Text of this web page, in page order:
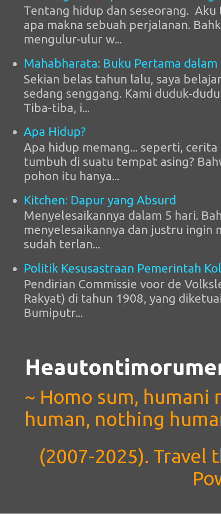
Tentang hidup dan seseorang.
apa makna sebuah perjalanan.
mengulur-ulur w...
Mahabharata: Buku Pertama dalam
Sekian belas tahun lalu, saya
sedang senggang. Kami duduk-
Tiba-tiba, i...
Apa Hidup?
Apa hidup memang... seperti,
tumbuh di suatu tempat asing?
pohon itu hanya...
Kitchen: Dapur yang Absurd
Menyelesaikannya dalam 5 hari.
menyelesaikannya dan justru ingin
sudah terlan...
Politik Kesusastraan Pemerintah
Pendirian Commissie voor de
Rakyat) di tahun 1908, yang
Bumiputr...
~ Homo sum, humani
human, nothing
(2007-2025). Travel